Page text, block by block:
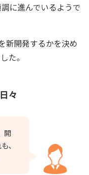
に進んでいるようで
新開発するかを決め
た。
々
開
、